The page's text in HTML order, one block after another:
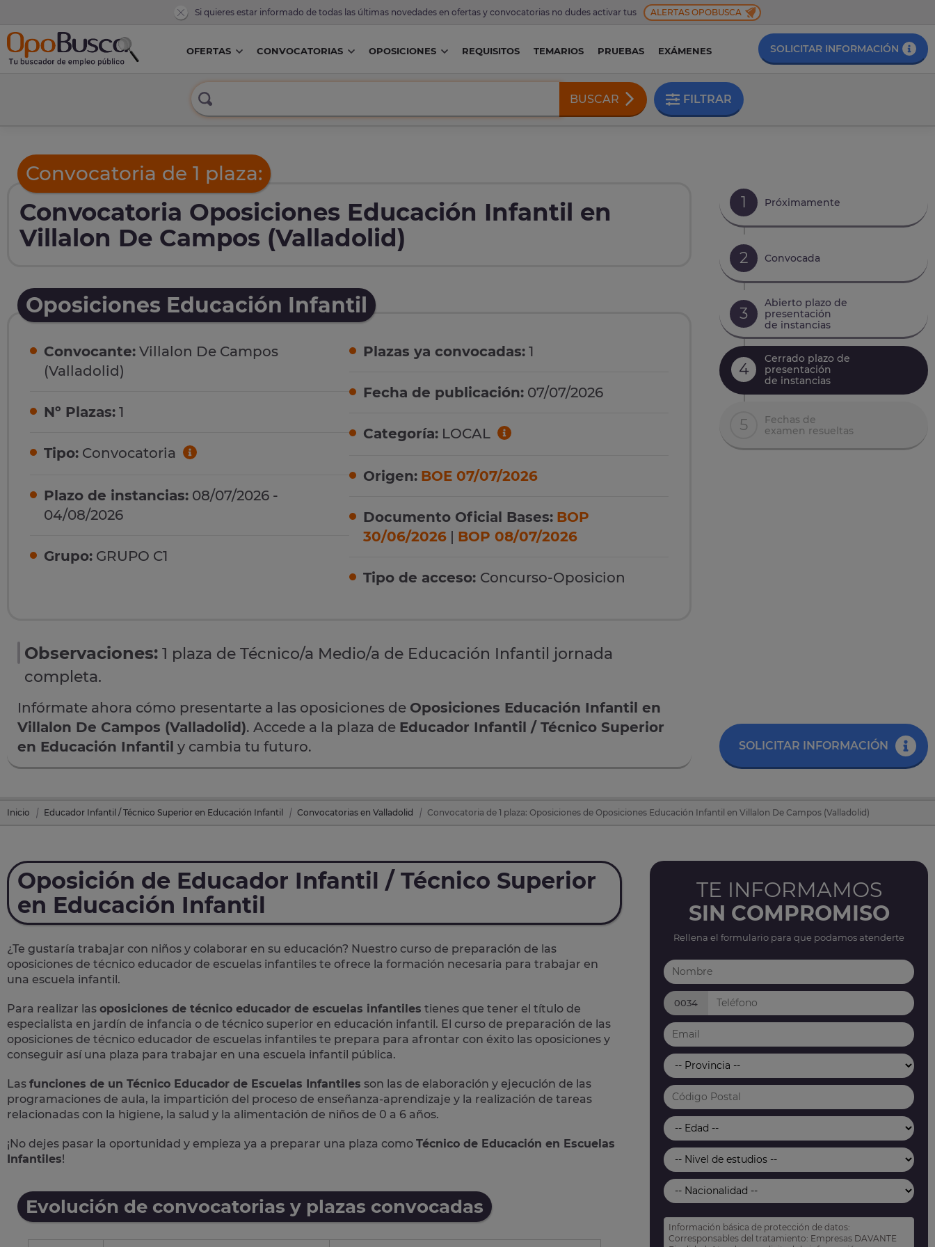
Si quieres estar informado de todas las últimas novedades en ofertas y convocatorias no dudes activar tus ALERTAS OPOBUSCA
OFERTAS CONVOCATORIAS OPOSICIONES REQUISITOS TEMARIOS PRUEBAS EXÁMENES SOLICITAR INFORMACIÓN
BUSCAR FILTRAR
Convocatoria de 1 plaza:
Convocatoria Oposiciones Educación Infantil en
Villalon De Campos (Valladolid)
Oposiciones Educación Infantil
Convocante: Villalon De Campos
(Valladolid)
Nº Plazas: 1
Tipo: Convocatoria
Plazo de instancias: 08/07/2026 -
04/08/2026
Grupo: GRUPO C1
Plazas ya convocadas: 1
Fecha de publicación: 07/07/2026
Categoría: LOCAL
Origen: BOE 07/07/2026
Documento Oficial Bases: BOP
30/06/2026 | BOP 08/07/2026
Tipo de acceso: Concurso-Oposicion
Observaciones: 1 plaza de Técnico/a Medio/a de Educación Infantil jornada
completa.
Infórmate ahora cómo presentarte a las oposiciones de Oposiciones Educación Infantil en
Villalon De Campos (Valladolid). Accede a la plaza de Educador Infantil / Técnico Superior
en Educación Infantil y cambia tu futuro.
1 Próximamente
2 Convocada
3
Abierto plazo de
presentación
de instancias
4
Cerrado plazo de
presentación
de instancias
5
Fechas de
examen resueltas
SOLICITAR INFORMACIÓN
Inicio Educador Infantil / Técnico Superior en Educación Infantil Convocatorias en Valladolid Convocatoria de 1 plaza: Oposiciones de Oposiciones Educación Infantil en Villalon De Campos (Valladolid)
Oposición de Educador Infantil / Técnico Superior
en Educación Infantil
¿Te gustaría trabajar con niños y colaborar en su educación? Nuestro curso de preparación de las
oposiciones de técnico educador de escuelas infantiles te ofrece la formación necesaria para trabajar en
una escuela infantil.
Para realizar las oposiciones de técnico educador de escuelas infantiles tienes que tener el título de
especialista en jardín de infancia o de técnico superior en educación infantil. El curso de preparación de las
oposiciones de técnico educador de escuelas infantiles te prepara para afrontar con éxito las oposiciones y
conseguir así una plaza para trabajar en una escuela infantil pública.
Las funciones de un Técnico Educador de Escuelas Infantiles son las de elaboración y ejecución de las
programaciones de aula, la impartición del proceso de enseñanza-aprendizaje y la realización de tareas
relacionadas con la higiene, la salud y la alimentación de niños de 0 a 6 años.
¡No dejes pasar la oportunidad y empieza ya a preparar una plaza como Técnico de Educación en Escuelas
Infantiles!
Evolución de convocatorias y plazas convocadas
TE INFORMAMOS
SIN COMPROMISO
Rellena el formulario para que podamos atenderte
0034
Información básica de protección de datos:
Corresponsables del tratamiento: Empresas DAVANTE